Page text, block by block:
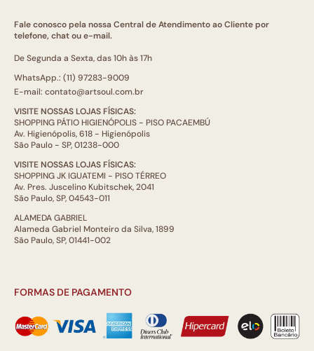
Fale conosco pela nossa Central de Atendimento ao Cliente por
telefone, chat ou e-mail.
De Segunda a Sexta, das 10h às 17h
WhatsApp.: (11) 97283-9009
E-mail: contato@artsoul.com.br
VISITE NOSSAS LOJAS FÍSICAS:
SHOPPING PÁTIO HIGIENÓPOLIS - PISO PACAEMBÚ
Av. Higienópolis, 618 - Higienópolis
São Paulo - SP, 01238-000
VISITE NOSSAS LOJAS FÍSICAS:
SHOPPING JK IGUATEMI - PISO TÉRREO
Av. Pres. Juscelino Kubitschek, 2041
São Paulo, SP, 04543-011
ALAMEDA GABRIEL
Alameda Gabriel Monteiro da Silva, 1899
São Paulo, SP, 01441-002
FORMAS DE PAGAMENTO